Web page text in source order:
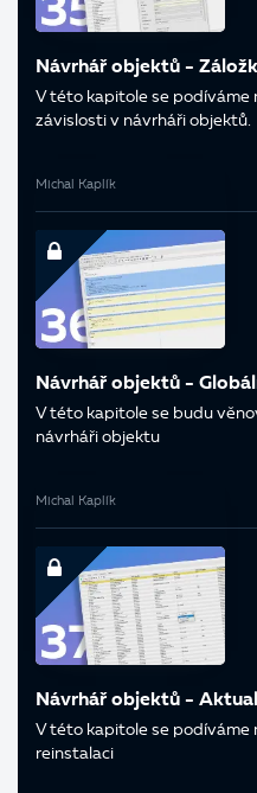
Návrhář objektů -
V této kapitole se podíváme
závislosti v návrháři objektů.
Michal Kaplík
Návrhář objektů -
V této kapitole se budu
návrháři objektu
Michal Kaplík
Návrhář objektů -
V této kapitole se podíváme
reinstalaci